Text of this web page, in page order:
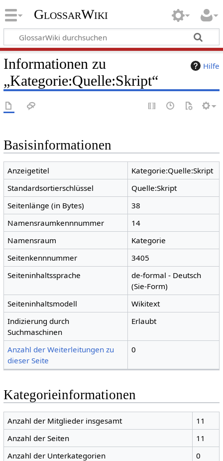
GlossarWiki
Hilfe
Informationen zu
„Kategorie:Quelle:Skript“
Basisinformationen
Anzeigetitel
Kategorie:Quelle:Skript
Standardsortierschlüssel
Quelle:Skript
Seitenlänge (in Bytes)
38
Namensraumkennnummer
14
Namensraum
Kategorie
Seitenkennnummer
3405
Seiteninhaltssprache
de-formal - Deutsch
(Sie-Form)
Seiteninhaltsmodell
Wikitext
Indizierung durch
Suchmaschinen
Erlaubt
Anzahl der Weiterleitungen zu
dieser Seite
0
Kategorieinformationen
Anzahl der Mitglieder insgesamt
11
Anzahl der Seiten
11
Anzahl der Unterkategorien
0